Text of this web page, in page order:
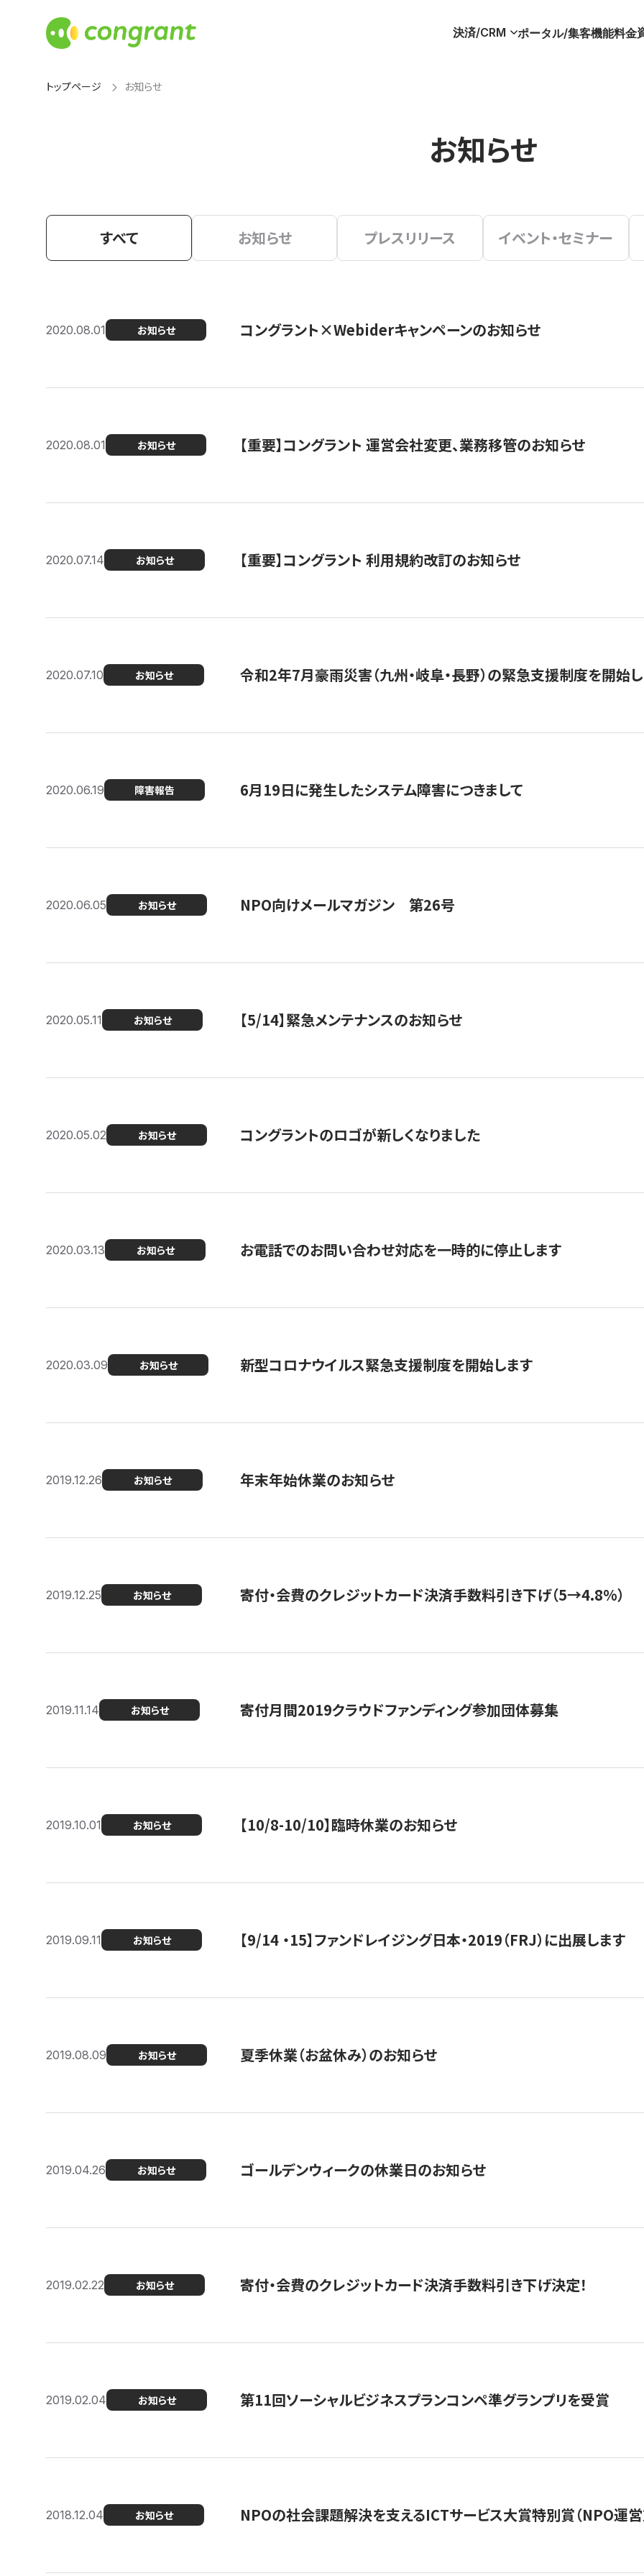
決済/CRM ポータル/集客機能料金
トップページ お知らせ
お知らせ
すべて お知らせ プレスリリース イベント・セミナー
2020.08.01 お知らせ コングラント×Webiderキャンペーンのお知らせ
2020.08.01 お知らせ 【重要】コングラント 運営会社変更、業務移管のお知らせ
2020.07.14 お知らせ 【重要】コングラント 利用規約改訂のお知らせ
2020.07.10 お知らせ 令和2年7月豪雨災害（九州・岐阜・長野）の緊急支援制度を開始
2020.06.19 障害報告 6月19日に発生したシステム障害につきまして
2020.06.05 お知らせ NPO向けメールマガジン 第26号
2020.05.11 お知らせ 【5/14】緊急メンテナンスのお知らせ
2020.05.02 お知らせ コングラントのロゴが新しくなりました
2020.03.13 お知らせ お電話でのお問い合わせ対応を一時的に停止します
2020.03.09 お知らせ 新型コロナウイルス緊急支援制度を開始します
2019.12.26 お知らせ 年末年始休業のお知らせ
2019.12.25 お知らせ 寄付・会費のクレジットカード決済手数料引き下げ（5→4.8%）
2019.11.14 お知らせ 寄付月間2019クラウドファンディング参加団体募集
2019.10.01 お知らせ 【10/8-10/10】臨時休業のお知らせ
2019.09.11 お知らせ 【9/14 ・15】ファンドレイジング日本・2019（FRJ）に出展します
2019.08.09 お知らせ 夏季休業（お盆休み）のお知らせ
2019.04.26 お知らせ ゴールデンウィークの休業日のお知らせ
2019.02.22 お知らせ 寄付・会費のクレジットカード決済手数料引き下げ決定！
2019.02.04 お知らせ 第11回ソーシャルビジネスプランコンペ準グランプリを受賞
2018.12.04 お知らせ NPOの社会課題解決を支えるICTサービス大賞特別賞（NPO運